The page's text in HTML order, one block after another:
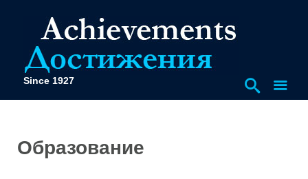
Since 1927
Образование